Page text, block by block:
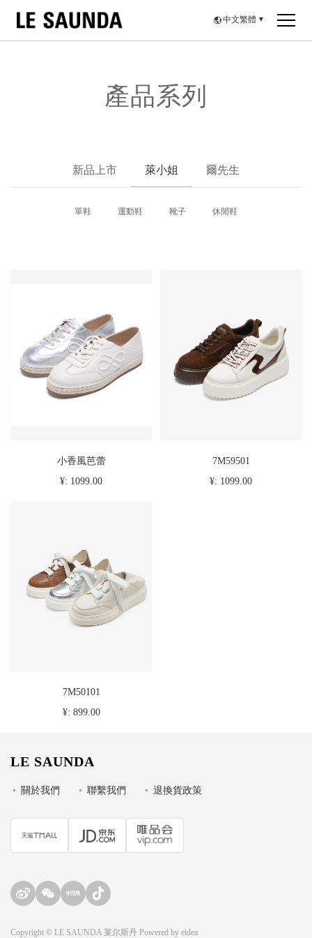
中文繁體 ▼
產品系列
新品上市 萊小姐 爾先生
單鞋 運動鞋 靴子 休閒鞋
小香風芭蕾
¥: 1099.00
7M59501
¥: 1099.00
7M50101
¥: 899.00
LE SAUNDA
• 關於我們 • 聯繫我們 • 退換貨政策
Copyright © LE SAUNDA 莱尔斯丹 Powered by eidea